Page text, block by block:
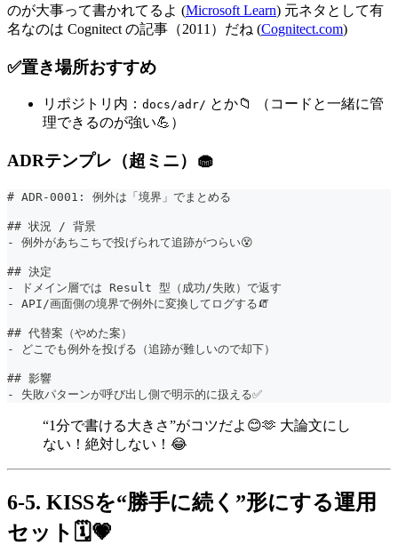
のが大事って書かれてるよ (Microsoft Learn) 元ネタとして有
名なのは Cognitect の記事（2011）だね (Cognitect.com)
✅置き場所おすすめ
リポジトリ内： docs/adr/ とか📁 （コードと一緒に管
理できるのが強い💪）
ADRテンプレ（超ミニ）🧁
# ADR-0001: 例外は「境界」でまとめる
## 状況 / 背景
- 例外があちこちで投げられて追跡がつらい😵
## 決定
- ドメイン層では Result 型（成功/失敗）で返す
- API/画面側の境界で例外に変換してログする🧯
## 代替案（やめた案）
- どこでも例外を投げる（追跡が難しいので却下）
## 影響
- 失敗パターンが呼び出し側で明示的に扱える✅
“1分で書ける大きさ”がコツだよ😊🫶 大論文にし
ない！絶対しない！😂
6-5. KISSを“勝手に続く”形にする運用
セット🗓️💗